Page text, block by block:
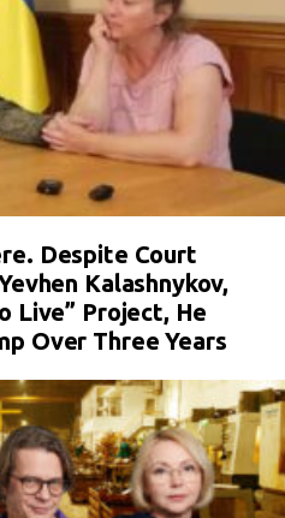
Despite Court
Kalashnykov,
Live” Project, He
Over Three Years